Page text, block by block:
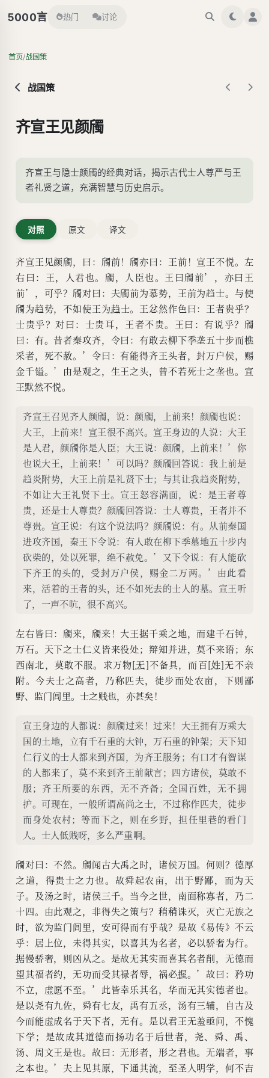
5000言 热门 讨论
首页/战国策
战国策
齐宣王见颜斶
齐宣王与隐士颜斶的经典对话，揭示古代士人尊严与王
者礼贤之道，充满智慧与历史启示。
对照 原文 译文
齐宣王见颜斶，曰：斶前！斶亦曰：王前！宣王不悦。左
右曰：王，人君也。斶，人臣也。王曰斶前’，亦曰王
前’，可乎？斶对曰：夫斶前为慕势，王前为趋士。与使
斶为趋势，不如使王为趋士。王忿然作色曰：王者贵乎？
士贵乎？对曰：士贵耳，王者不贵。王曰：有说乎？斶
曰：有。昔者秦攻齐，令曰：有敢去柳下季垄五十步而樵
采者，死不赦。’令曰：有能得齐王头者，封万户侯，赐
金千镒。’由是观之，生王之头，曾不若死士之垄也。宣
王默然不悦。
齐宣王召见齐人颜斶，说：颜斶，上前来！颜斶也说：
大王，上前来！宣王很不高兴。宣王身边的人说：大王
是人君，颜斶你是人臣；大王说：颜斶，上前来！’你
也说大王，上前来！’可以吗？颜斶回答说：我上前是
趋炎附势，大王上前是礼贤下士；与其让我趋炎附势，
不如让大王礼贤下士。宣王怒容满面，说：是王者尊
贵，还是士人尊贵？颜斶回答说：士人尊贵，王者并不
尊贵。宣王说：有这个说法吗？颜斶说：有。从前秦国
进攻齐国，秦王下令说：有人敢在柳下季墓地五十步内
砍柴的，处以死罪，绝不赦免。’又下令说：有人能砍
下齐王的头的，受封万户侯，赐金二万两。’由此看
来，活着的王者的头，还不如死去的士人的墓。宣王听
了，一声不吭，很不高兴。
左右皆曰：斶来，斶来！大王据千乘之地，而建千石钟，
万石。天下之士仁义皆来役处；辩知并进，莫不来语；东
西南北，莫敢不服。求万物[无]不备具，而百[姓]无不亲
附。今夫士之高者，乃称匹夫，徒步而处农亩，下则鄙
野、监门闾里。士之贱也，亦甚矣！
宣王身边的人都说：颜斶过来！过来！大王拥有万乘大
国的土地，立有千石重的大钟，万石重的钟架；天下知
仁行义的士人都来到齐国，为齐王服务；有口才有智谋
的人都来了，莫不来到齐王前献言；四方诸侯，莫敢不
服；齐王所要的东西，无不齐备；全国百姓，无不拥
护。可现在，一般所谓高尚之士，不过称作匹夫，徒步
而身处农村；等而下之，则在乡野，担任里巷的看门
人。士人低贱呀，多么严重啊。
斶对曰：不然。斶闻古大禹之时，诸侯万国。何则？德厚
之道，得贵士之力也。故舜起农亩，出于野鄙，而为天
子。及汤之时，诸侯三千。当今之世，南面称寡者，乃二
十四。由此观之，非得失之策与？稍稍诛灭，灭亡无族之
时，欲为监门闾里，安可得而有乎哉？是故《易传》不云
乎：居上位，未得其实，以喜其为名者，必以骄奢为行。
据慢骄奢，则凶从之。是故无其实而喜其名者削，无德而
望其福者约，无功而受其禄者辱，祸必握。’故曰：矜功
不立，虚愿不至。’此皆幸乐其名，华而无其实德者也。
是以尧有九佐，舜有七友，禹有五丞，汤有三辅，自古及
今而能虚成名于天下者，无有。是以君王无羞亟问，不愧
下学；是故成其道德而扬功名于后世者，尧、舜、禹、
汤、周文王是也。故曰：无形者，形之君也。无端者，事
之本也。’夫上见其原，下通其流，至圣人明学，何不吉